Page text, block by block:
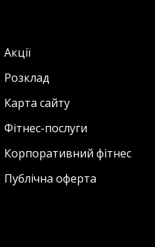
Акції
Розклад
Карта сайту
Фітнес-послуги
Корпоративний фітнес
Публічна оферта